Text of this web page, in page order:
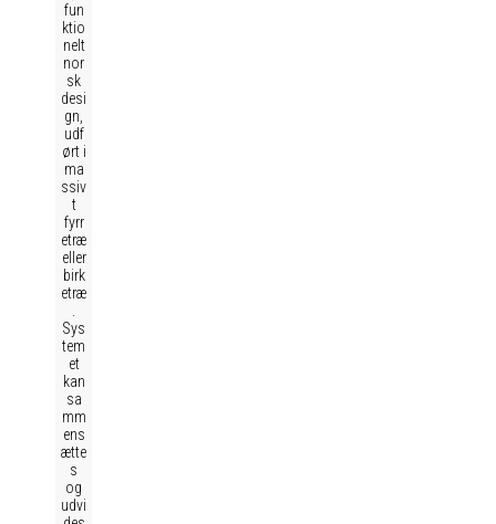
fun
ktio
nelt
nor
sk
desi
gn,
udf
ørt i
ma
ssiv
t
fyrr
etræ
eller
birk
etræ
Sys
tem
et
kan
sa
mm
ens
ætte
s
og
udvi